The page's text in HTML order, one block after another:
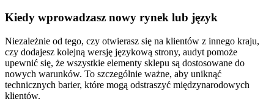
Kiedy wprowadzasz nowy rynek lub język
Niezależnie od tego, czy otwierasz się na klientów z innego kraju,
czy dodajesz kolejną wersję językową strony, audyt pomoże
upewnić się, że wszystkie elementy sklepu są dostosowane do
nowych warunków. To szczególnie ważne, aby uniknąć
technicznych barier, które mogą odstraszyć międzynarodowych
klientów.